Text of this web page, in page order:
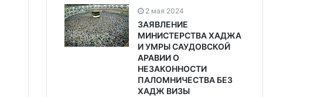
2 мая 2024
ЗАЯВЛЕНИЕ
МИНИСТЕРСТВА ХАДЖА
И УМРЫ САУДОВСКОЙ
АРАВИИ О
НЕЗАКОННОСТИ
ПАЛОМНИЧЕСТВА БЕЗ
ХАДЖ ВИЗЫ